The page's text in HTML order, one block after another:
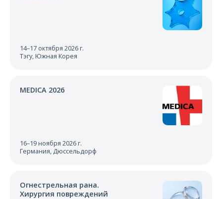
14–17 октября 2026 г.
Тэгу, Южная Корея
MEDICA 2026
16–19 ноября 2026 г.
Германия, Дюссельдорф
Огнестрельная рана.
Хирургия повреждений